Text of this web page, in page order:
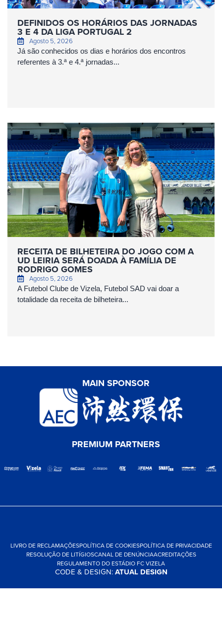
DEFINIDOS OS HORÁRIOS DAS JORNADAS
3 E 4 DA LIGA PORTUGAL 2
Agosto 5, 2026
Já são conhecidos os dias e horários dos encontros
referentes à 3.ª e 4.ª jornadas...
RECEITA DE BILHETEIRA DO JOGO COM A
UD LEIRIA SERÁ DOADA À FAMÍLIA DE
RODRIGO GOMES
Agosto 5, 2026
A Futebol Clube de Vizela, Futebol SAD vai doar a
totalidade da receita de bilheteira...
MAIN SPONSOR
PREMIUM PARTNERS
LIVRO DE RECLAMAÇÕESPOLÍTICA DE COOKIESPOLÍTICA DE PRIVACIDADE
RESOLUÇÃO DE LITÍGIOSCANAL DE DENÚNCIAACREDITAÇÕES
REGULAMENTO DO ESTÁDIO FC VIZELA
CODE & DESIGN:ATUAL DESIGN